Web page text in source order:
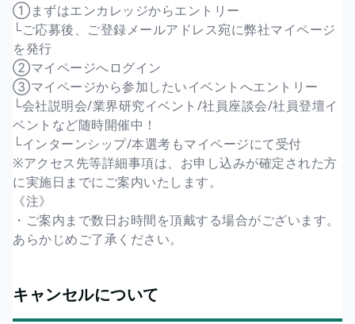
①まずはエンカレッジからエントリー
└ご応募後、ご登録メールアドレス宛に弊社マイページ
を発行
②マイページへログイン
③マイページから参加したいイベントへエントリー
└会社説明会/業界研究イベント/社員座談会/社員登壇イ
ベントなど随時開催中！
└インターンシップ/本選考もマイページにて受付
※アクセス先等詳細事項は、お申し込みが確定された方
に実施日までにご案内いたします。
《注》
・ご案内まで数日お時間を頂戴する場合がございます。
あらかじめご了承ください。
キャンセルについて